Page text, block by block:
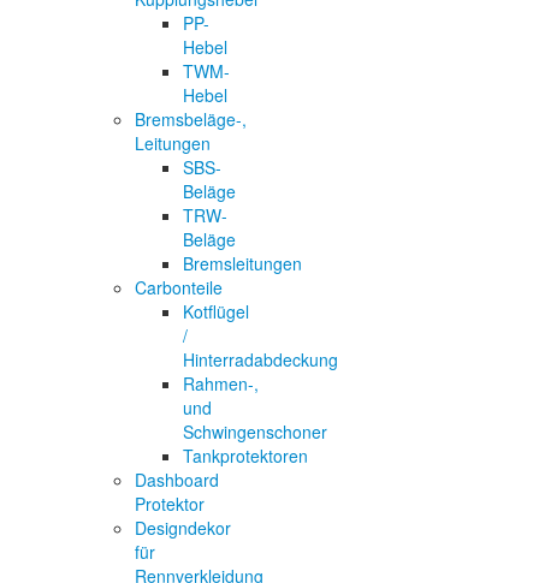
PP-
Hebel
TWM-
Hebel
Bremsbeläge-,
Leitungen
SBS-
Beläge
TRW-
Beläge
Bremsleitungen
Carbonteile
Kotflügel
/
Hinterradabdeckung
Rahmen-,
und
Schwingenschoner
Tankprotektoren
Dashboard
Protektor
Designdekor
für
Rennverkleidung